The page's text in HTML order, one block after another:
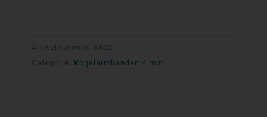
Artikelnummer: 8602
Categorie:
Kogelarmbanden 4 mm